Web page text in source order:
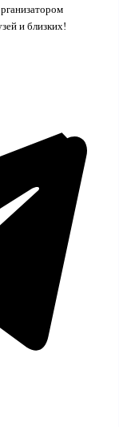
и близких!